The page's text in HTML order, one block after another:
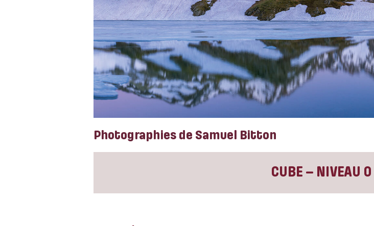
Photographies de Samuel Bitton
CUBE – NIVEAU